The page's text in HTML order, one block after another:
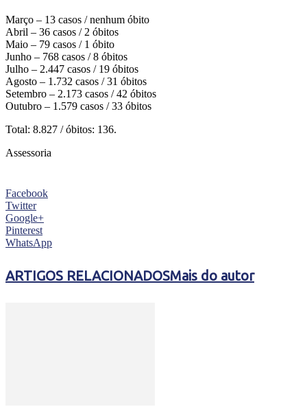
Março – 13 casos / nenhum óbito
Abril – 36 casos / 2 óbitos
Maio – 79 casos / 1 óbito
Junho – 768 casos / 8 óbitos
Julho – 2.447 casos / 19 óbitos
Agosto – 1.732 casos / 31 óbitos
Setembro – 2.173 casos / 42 óbitos
Outubro – 1.579 casos / 33 óbitos
Total: 8.827 / óbitos: 136.
Assessoria
Facebook
Twitter
Google+
Pinterest
WhatsApp
ARTIGOS RELACIONADOSMais do autor